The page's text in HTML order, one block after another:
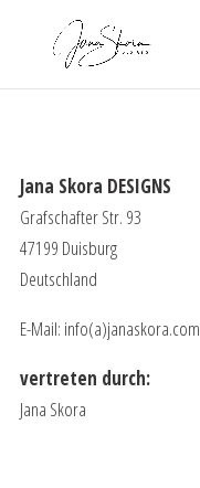
Jana Skora DESIGNS
Grafschafter Str. 93
47199 Duisburg
Deutschland
E-Mail: info(a)janaskora.com
vertreten durch:
Jana Skora